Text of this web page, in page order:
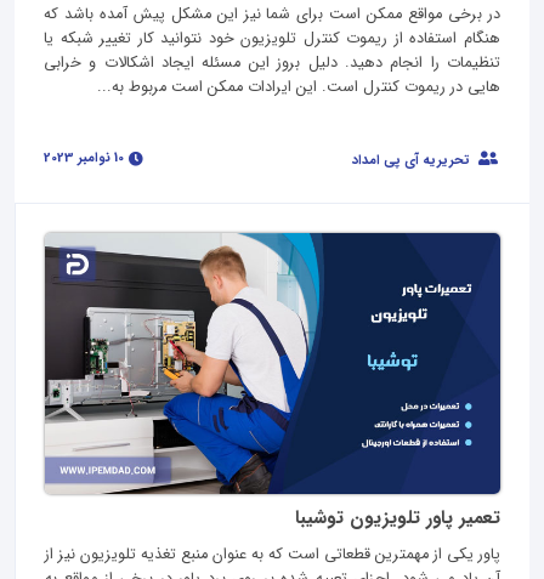
در برخی مواقع ممکن است برای شما نیز این مشکل پیش آمده باشد که
هنگام استفاده از ریموت کنترل تلویزیون خود نتوانید کار تغییر شبکه یا
تنظیمات را انجام دهید. دلیل بروز این مسئله ایجاد اشکالات و خرابی
هایی در ریموت کنترل است. این ایرادات ممکن است مربوط به...
تحریریه آی پی امداد
تعمیر پاور تلویزیون توشیبا
پاور یکی از مهمترین قطعاتی است که به عنوان منبع تغذیه تلویزیون نیز از